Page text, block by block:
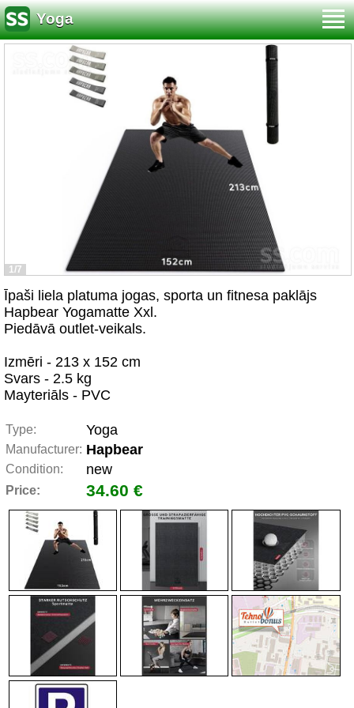
Yoga
1/7
Īpaši liela platuma jogas, sporta un fitnesa paklājs
Hapbear Yogamatte Xxl.
Piedāvā outlet-veikals.
Izmēri - 213 x 152 cm
Svars - 2.5 kg
Mayteriāls - PVC
Type: Yoga
Manufacturer: Hapbear
Condition: new
Price: 34.60 €